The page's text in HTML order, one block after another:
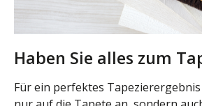
Haben Sie alles zum
Für ein perfektes